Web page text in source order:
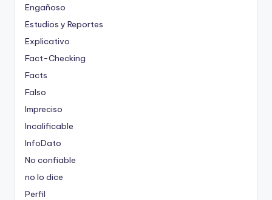
Engañoso
Estudios y Reportes
Explicativo
Fact-Checking
Facts
Falso
Impreciso
Incalificable
InfoDato
No confiable
no lo dice
Perfil